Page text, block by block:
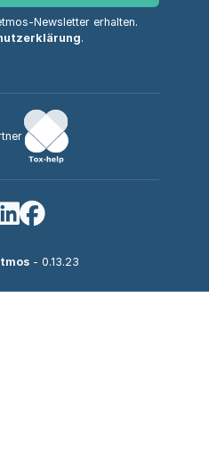
Newsletter erhalten.
.
- 0.13.23